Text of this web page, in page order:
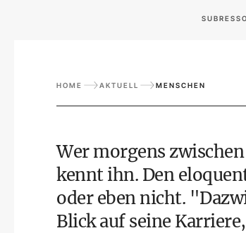
HOME AKTUELL MENSCHEN
Wer morgens
kennt ihn. Den
oder eben nicht.
Blick auf seine